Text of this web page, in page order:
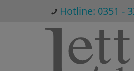
Hotline: 0351 -